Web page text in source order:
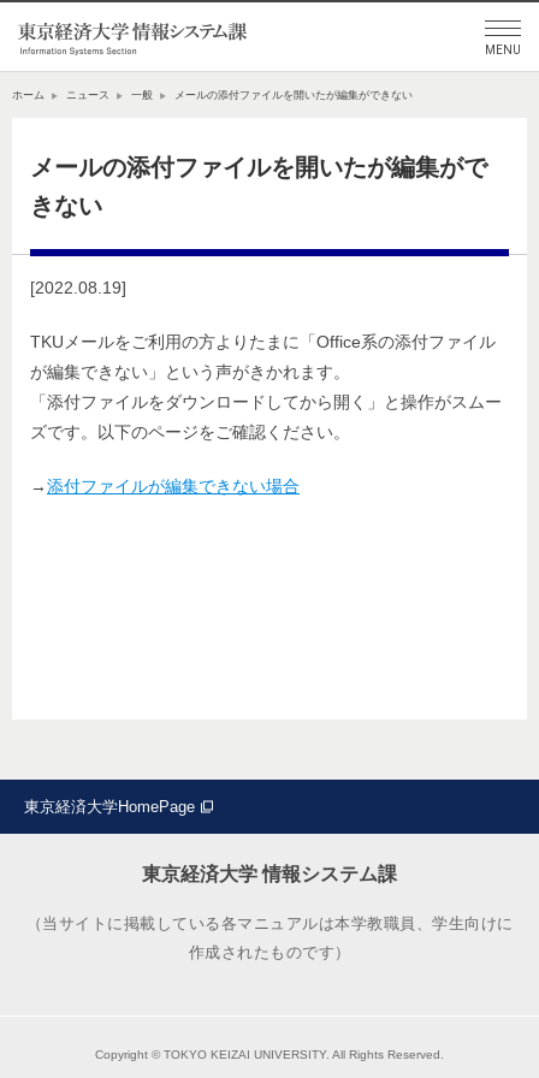
ホーム ニュース 一般 メールの添付ファイルを開いたが編集ができない
メールの添付ファイルを開いたが編集がで
きない
[2022.08.19]
TKUメールをご利用の方よりたまに「Office系の添付ファイル
が編集できない」という声がきかれます。
「添付ファイルをダウンロードしてから開く」と操作がスムー
ズです。以下のページをご確認ください。
→添付ファイルが編集できない場合
東京経済大学HomePage
東京経済大学 情報システム課
（当サイトに掲載している各マニュアルは本学教職員、学生向けに
作成されたものです）
Copyright © TOKYO KEIZAI UNIVERSITY. All Rights Reserved.